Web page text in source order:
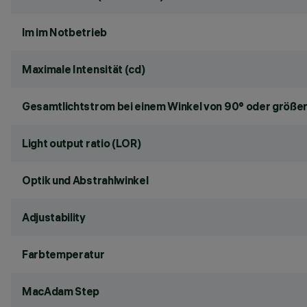
lm im Notbetrieb
Maximale Intensität (cd)
Gesamtlichtstrom bei einem Winkel von 90° oder
Light output ratio (LOR)
Optik und Abstrahlwinkel
Adjustability
Farbtemperatur
MacAdam Step